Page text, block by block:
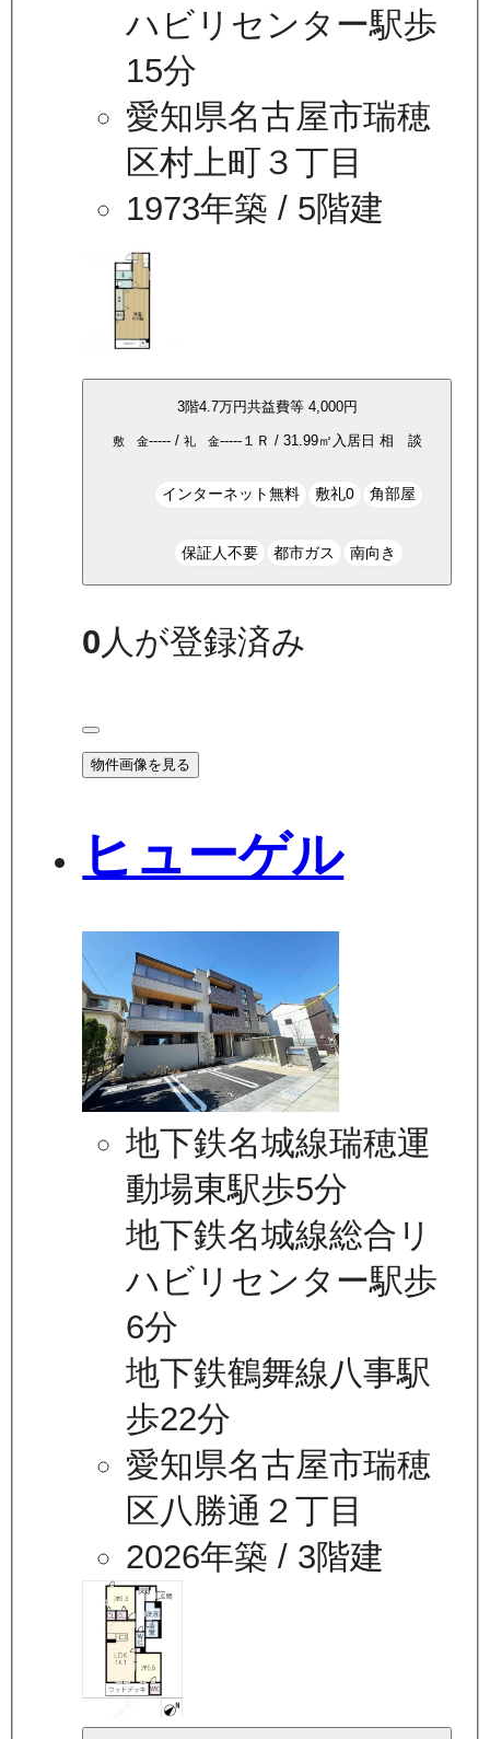
ハビリセンター駅歩
15分
愛知県名古屋市瑞穂
区村上町３丁目
1973年築 / 5階建
3階4.7万円共益費等 4,000円
敷 金-----/ 礼 金-----１Ｒ / 31.99㎡ 入居日 相 談
インターネット無料 敷礼0 角部屋
保証人不要 都市ガス 南向き
0 人が登録済み
物件画像を見る
ヒューゲル
地下鉄名城線瑞穂運
動場東駅歩5分
地下鉄名城線総合リ
ハビリセンター駅歩
6分
地下鉄鶴舞線八事駅
歩22分
愛知県名古屋市瑞穂
区八勝通２丁目
2026年築 / 3階建